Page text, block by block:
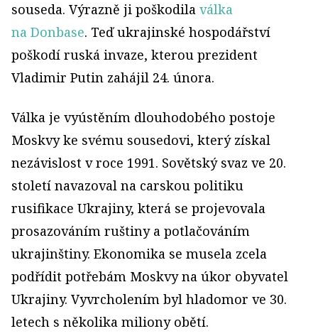
souseda. Výrazně ji poškodila válka
na Donbase. Teď ukrajinské hospodářství
poškodí ruská invaze, kterou prezident
Vladimir Putin zahájil 24. února.
Válka je vyústěním dlouhodobého postoje
Moskvy ke svému sousedovi, který získal
nezávislost v roce 1991. Sovětský svaz ve 20.
století navazoval na carskou politiku
rusifikace Ukrajiny, která se projevovala
prosazováním ruštiny a potlačováním
ukrajinštiny. Ekonomika se musela zcela
podřídit potřebám Moskvy na úkor obyvatel
Ukrajiny. Vyvrcholením byl hladomor ve 30.
letech s několika miliony obětí.